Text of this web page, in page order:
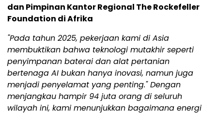
dan Pimpinan Kantor Regional The Rockefeller
Foundation di Afrika
"Pada tahun 2025, pekerjaan kami di Asia
membuktikan bahwa teknologi mutakhir seperti
penyimpanan baterai dan alat pertanian
bertenaga AI bukan hanya inovasi, namun juga
menjadi penyelamat yang penting." Dengan
menjangkau hampir 94 juta orang di seluruh
wilayah ini, kami menunjukkan bagaimana energi